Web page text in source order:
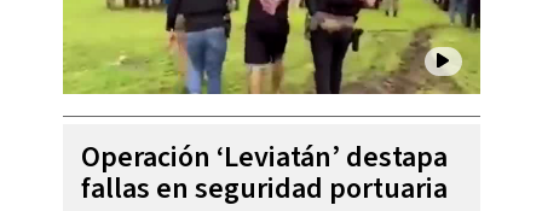
Operación ‘Leviatán’ destapa
fallas en seguridad portuaria